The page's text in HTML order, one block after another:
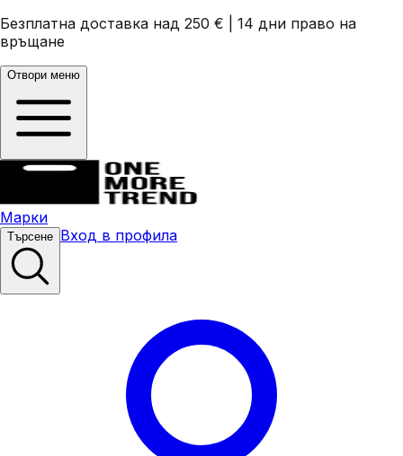
Безплатна доставка над 250 €
14 дни право на
връщане
Отвори меню
Марки
Търсене Вход в профила